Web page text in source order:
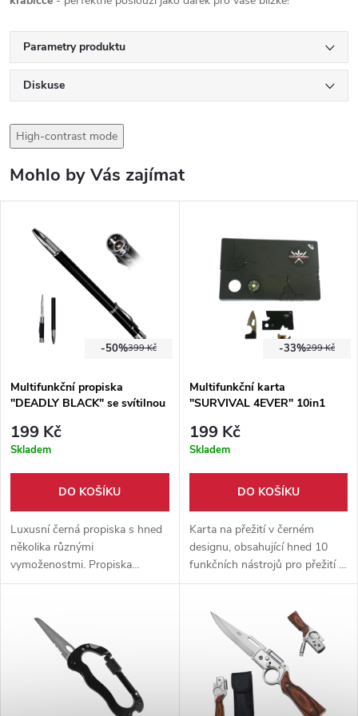
Parametry produktu
Diskuse
High-contrast mode
Mohlo by Vás zajímat
399 Kč
-50%
Multifunkční propiska
"DEADLY BLACK" se svítilnou
199 Kč
Skladem
DO KOŠÍKU
Luxusní černá propiska s hned
několika různými
vymoženostmi. Propiska
obsahuje skrytý nůž s napůl
svítilnu.
299 Kč
-33%
Multifunkční karta
"SURVIVAL 4EVER" 10in1
199 Kč
Skladem
DO KOŠÍKU
Karta na přežití v černém
designu, obsahující hned 10
funkčních nástrojů pro přežití v
nepříznivých podmínkách.
pomocník do kapsy.